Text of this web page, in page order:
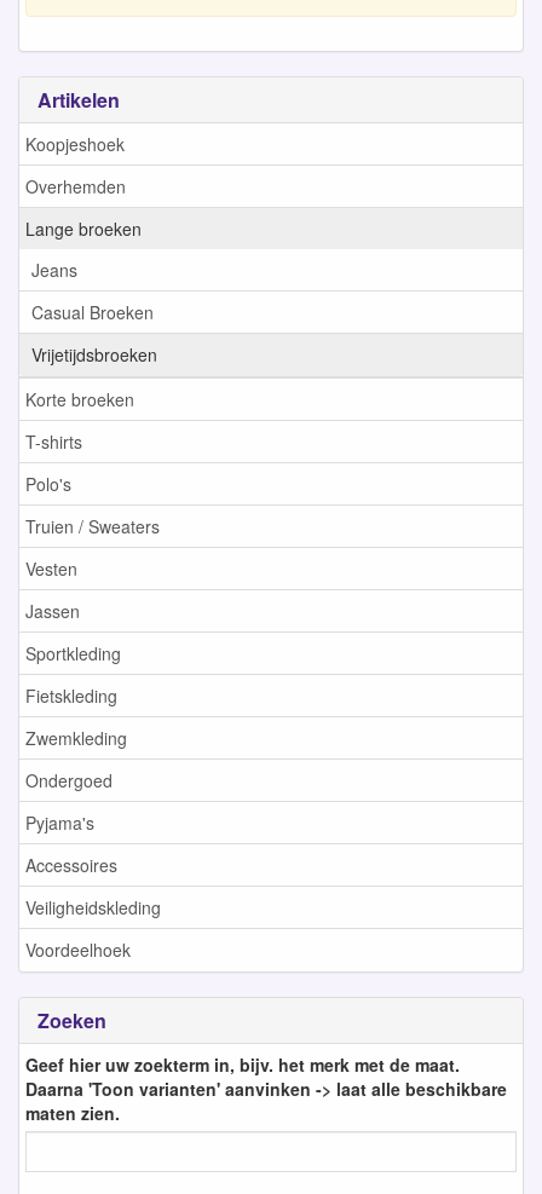
Artikelen
Koopjeshoek
Overhemden
Lange broeken
Jeans
Casual Broeken
Vrijetijdsbroeken
Korte broeken
T-shirts
Polo's
Truien / Sweaters
Vesten
Jassen
Sportkleding
Fietskleding
Zwemkleding
Ondergoed
Pyjama's
Accessoires
Veiligheidskleding
Voordeelhoek
Zoeken
Geef hier uw zoekterm in, bijv. het merk met de maat.
Daarna 'Toon varianten' aanvinken -> laat alle beschikbare
maten zien.